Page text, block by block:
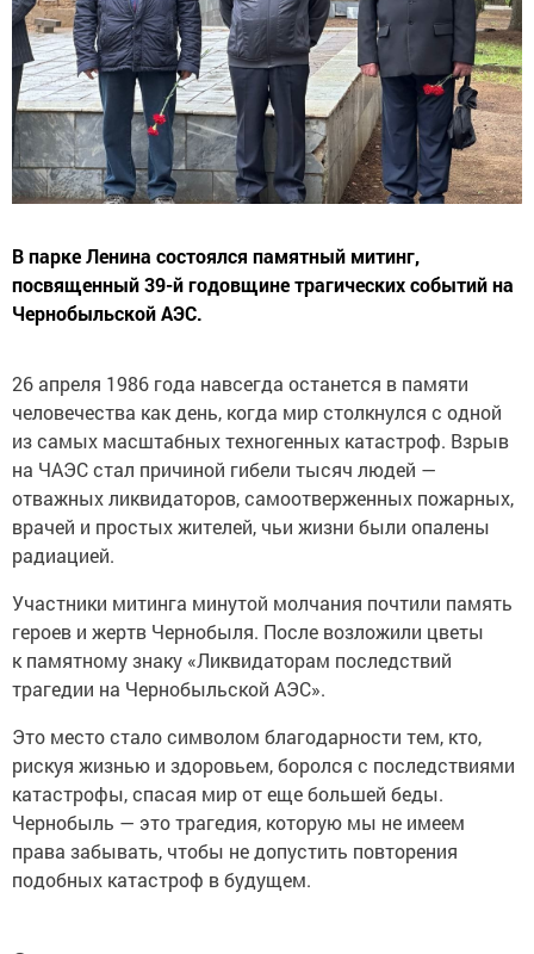
В парке Ленина состоялся памятный митинг,
посвященный 39-й годовщине трагических событий на
Чернобыльской АЭС.
26 апреля 1986 года навсегда останется в памяти
человечества как день, когда мир столкнулся с одной
из самых масштабных техногенных катастроф. Взрыв
на ЧАЭС стал причиной гибели тысяч людей —
отважных ликвидаторов, самоотверженных пожарных,
врачей и простых жителей, чьи жизни были опалены
радиацией.
Участники митинга минутой молчания почтили память
героев и жертв Чернобыля. После возложили цветы
к памятному знаку «Ликвидаторам последствий
трагедии на Чернобыльской АЭС».
Это место стало символом благодарности тем, кто,
рискуя жизнью и здоровьем, боролся с последствиями
катастрофы, спасая мир от еще большей беды.
Чернобыль — это трагедия, которую мы не имеем
права забывать, чтобы не допустить повторения
подобных катастроф в будущем.